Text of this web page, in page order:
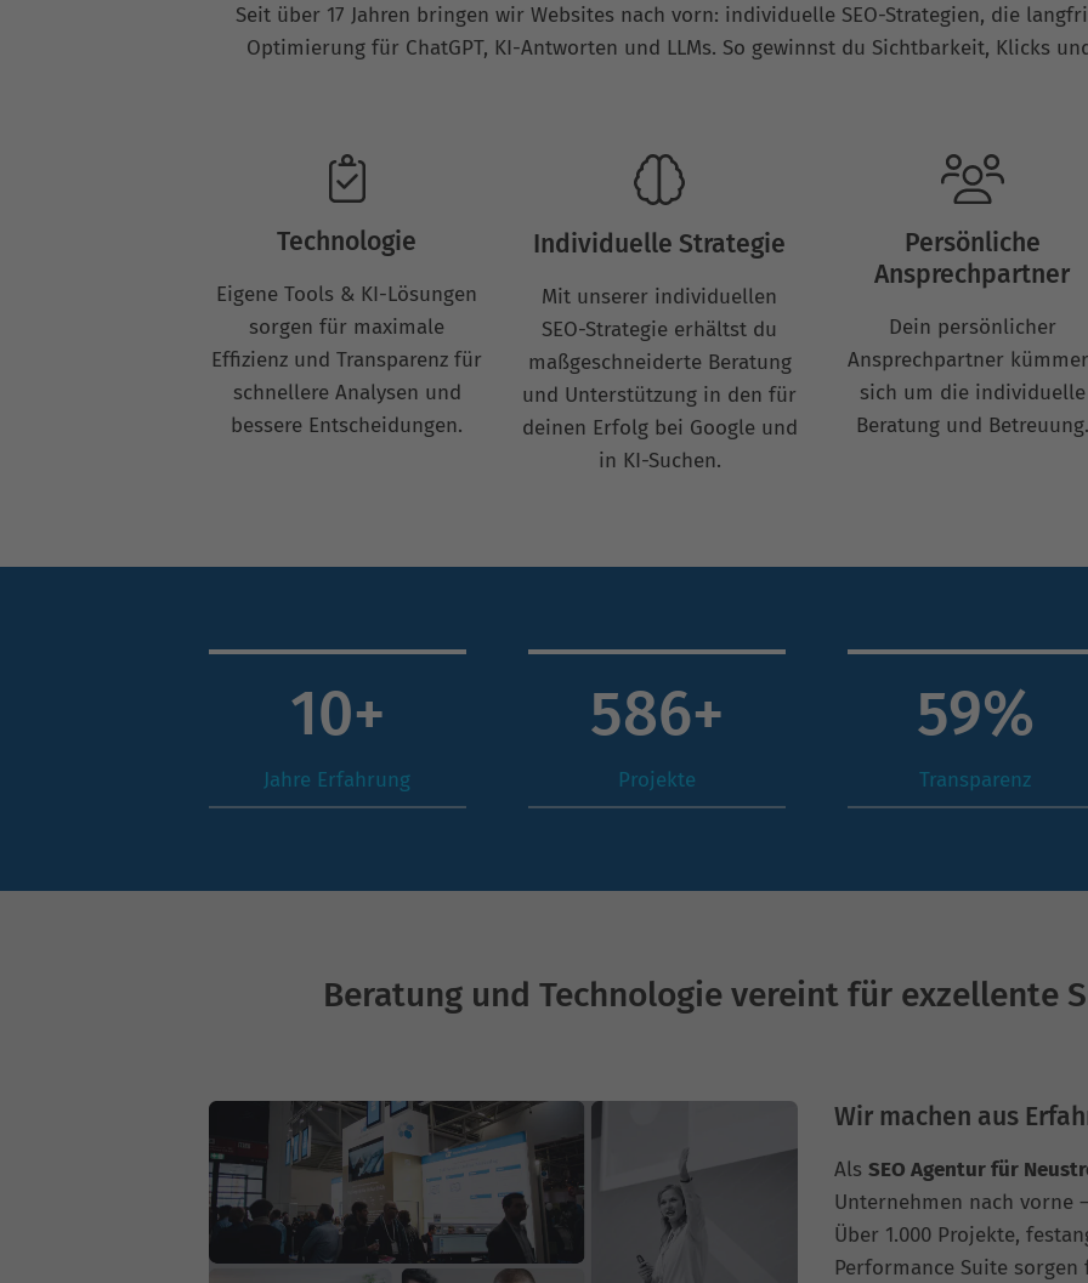
Seit über 17 Jahren bringen wir Websites nach vorn: individuelle SEO-Strategien, die
Optimierung für ChatGPT, KI-Antworten und LLMs. So gewinnst du Sichtbarkeit, Klicks
Technologie
Eigene Tools & KI-Lösungen
sorgen für maximale
Effizienz und Transparenz für
schnellere Analysen und
bessere Entscheidungen.
Individuelle Strategie
Mit unserer individuellen
SEO-Strategie erhältst du
maßgeschneiderte Beratung
und Unterstützung in den für
deinen Erfolg bei Google und
in KI-Suchen.
Persönliche
Ansprechpartner
Dein persönlicher
Ansprechpartner
sich um die individuelle
Beratung und Betreuung.
14+
Jahre Erfahrung
828+
Projekte
84%
Transparenz
Beratung und Technologie vereint für exzellente
Wir machen aus
Als SEO Agentur für
Unternehmen nach vorne
Über 1.000 Projekte,
Performance Suite